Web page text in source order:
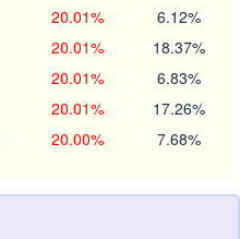
20.01% 6.12%
20.01% 18.37%
20.01% 6.83%
20.01% 17.26%
20.00% 7.68%